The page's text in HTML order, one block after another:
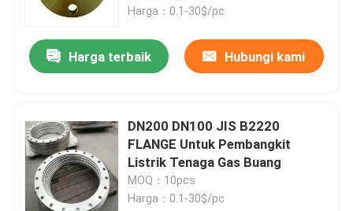
Harga：0.1-30$/pc
Harga terbaik Hubungi kami
DN200 DN100 JIS B2220
FLANGE Untuk Pembangkit
Listrik Tenaga Gas Buang
MOQ：10pcs
Harga：0.1-30$/pc